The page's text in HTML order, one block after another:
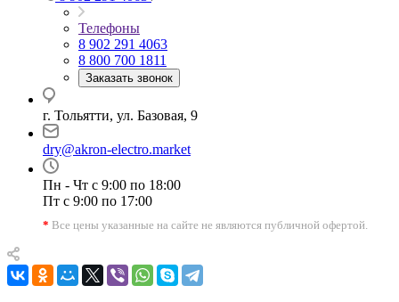
Телефоны
8 902 291 4063
8 800 700 1811
Заказать звонок
г. Тольятти, ул. Базовая, 9
dry@akron-electro.market
Пн - Чт с 9:00 по 18:00
Пт с 9:00 по 17:00
* Все цены указанные на сайте не являются публичной офертой.